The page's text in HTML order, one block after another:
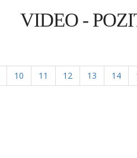
VIDEO -
10 11 12 13 14